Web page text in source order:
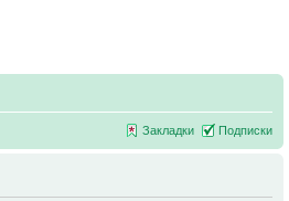
Закладки Подписки